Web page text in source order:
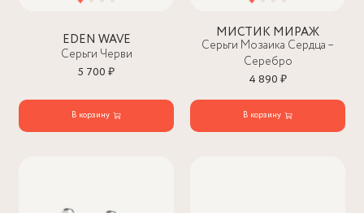
EDEN WAVE
Серьги Черви
5 700 ₽
В корзину
МИСТИК МИРАЖ
Серьги Мозаика Сердца –
Серебро
4 890 ₽
В корзину